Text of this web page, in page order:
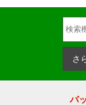
さ
バ